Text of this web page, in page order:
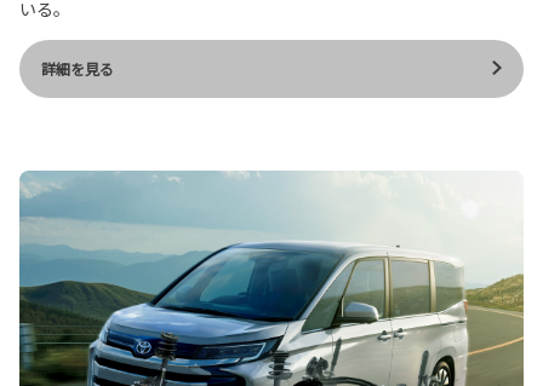
いる。
詳細を見る